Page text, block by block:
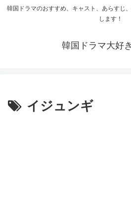
韓国ドラマのおすすめ、キャスト、あらすじ
します！
韓国ドラマ大好
イジュンギ